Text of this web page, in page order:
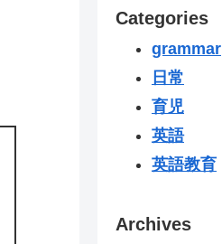
Categories
grammar
日常
育児
英語
英語教育
Archives